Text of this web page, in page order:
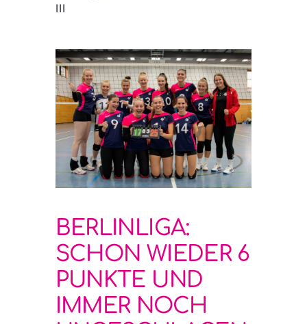
III
BERLINLIGA:
SCHON WIEDER 6
PUNKTE UND
IMMER NOCH